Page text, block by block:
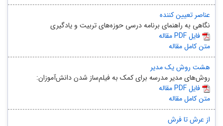
عناصر تعیین کننده
نگاهی به راهنمای برنامه درسی حوزه‌های تربیت و یادگیری
مقاله PDF فایل
متن کامل مقاله
هشت روش یک مدیر
روش‌های مدیر مدرسه برای کمک به فیلم‌ساز شدن دانش‌آموزان:
مقاله PDF فایل
متن کامل مقاله
از عرش تا فرش